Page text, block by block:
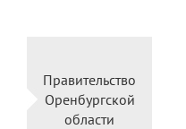
Правительство
Оренбургской
области